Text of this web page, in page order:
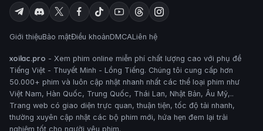
Giới thiệuBảo mậtĐiều khoảnDMCALiên hệ
xoilac.pro - Xem phim online miễn phí chất lượng cao với phụ đề
Tiếng Việt - Thuyết Minh - Lồng Tiếng. Chúng tôi cung cấp hơn
50.000+ phim và luôn cập nhật nhanh nhất các thể loại phim như
Việt Nam, Hàn Quốc, Trung Quốc, Thái Lan, Nhật Bản, Âu Mỹ,..
Trang web có giao diện trực quan, thuận tiện, tốc độ tải nhanh,
thường xuyên cập nhật các bộ phim mới, hứa hẹn đem lại trải
nghiệm tốt cho người yêu phim.